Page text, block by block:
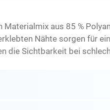
aus 85 %
Nähte sorgen für
die Sichtbarkeit bei